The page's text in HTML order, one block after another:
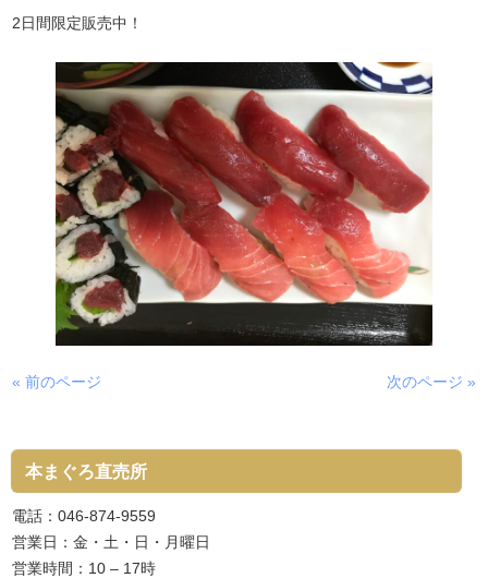
2日間限定販売中！
« 前のページ 次のページ »
本まぐろ直売所
電話：046-874-9559
営業日：金・土・日・月曜日
営業時間：10 – 17時